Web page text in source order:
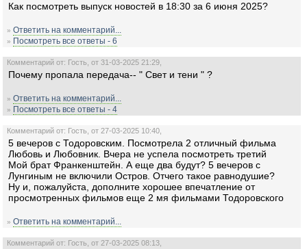
Как посмотреть выпуск новостей в 18:30 за 6 июня 2025?
» Ответить на комментарий...
» Посмотреть все ответы - 6
Комментарий от: Гость, от 31-03-2025 21:29,
Почему пропала передача-- " Свет и тени " ?
» Ответить на комментарий...
» Посмотреть все ответы - 4
Комментарий от: Гость, от 27-03-2025 10:40,
5 вечеров с Тодоровским. Посмотрела 2 отличный фильма
Любовь и Любовник. Вчера не успела посмотреть третий
Мой брат Франкенштейн. А еще два будут? 5 вечеров с
Лунгиным не включили Остров. Отчего такое равнодушие?
Ну и, пожалуйста, дополните хорошее впечатление от
просмотренных фильмов еще 2 мя фильмами Тодоровского
» Ответить на комментарий...
Комментарий от: Гость, от 27-03-2025 08:13,